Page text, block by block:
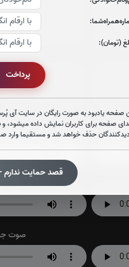
(تومان):
پرداخت
صفحه یادبود به صورت رایگان در سایت آی
صفحه برای کاربران نمایش داده میشود،
حذف خواهد شد و مستقیما وارد
قصد حمایت ندارم
جزء 21
بار
جزء 27
0بار
صوت
صوت
صوت